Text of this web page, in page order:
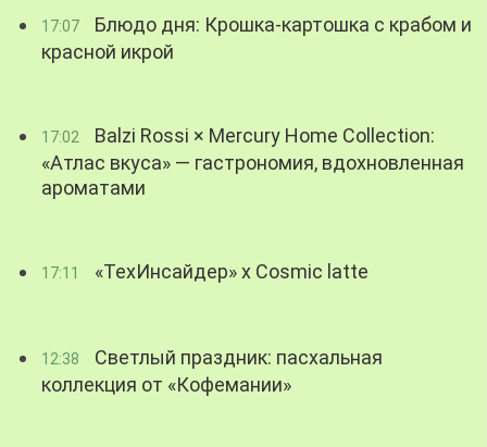
17:07
Блюдо дня: Крошка-картошка с крабом и
красной икрой
17:02
Balzi Rossi × Mercury Home Collection:
«Атлас вкуса» — гастрономия, вдохновленная
ароматами
17:11 «ТехИнсайдер» х Cosmic latte
12:38
Светлый праздник: пасхальная
коллекция от «Кофемании»